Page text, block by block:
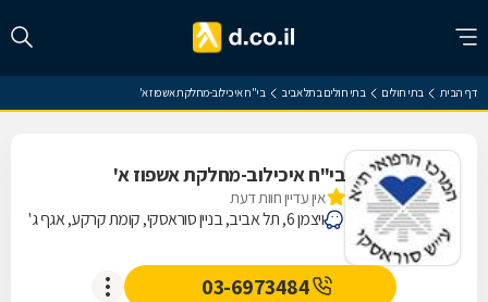
דף הבית בתי חולים בתי חולים בתל אביב בי"ח איכילוב-מחלקת אשפוז א'
בי"ח איכילוב-מחלקת אשפוז א'
אין עדיין חוות דעת
ויצמן 6, תל אביב, בניין סוראסקי, קומת קרקע, אגף ג'
03-6973484